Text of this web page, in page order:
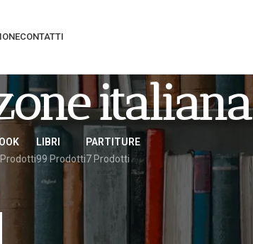
CONTATTI
Italiana
LIBRI
99 Prodotti
PARTITURE
7 Prodotti
italiana”